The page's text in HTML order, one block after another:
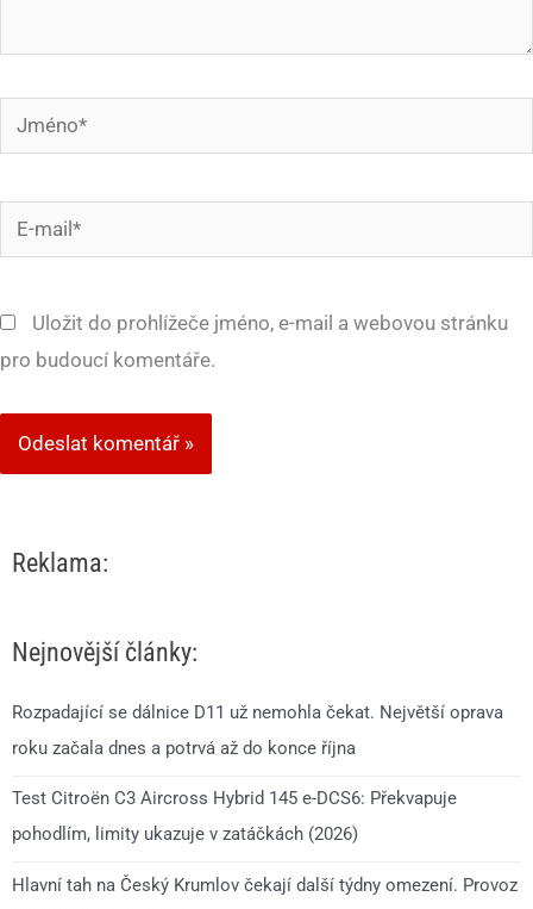
Jméno*
mail*
Uložit do prohlížeče jméno, e-mail a webovou stránku
pro budoucí komentáře.
Reklama:
Nejnovější články:
Rozpadající se dálnice D11 už nemohla čekat. Největší oprava
roku začala dnes a potrvá až do konce října
Test Citroën C3 Aircross Hybrid 145 e-DCS6: Překvapuje
pohodlím, limity ukazuje v zatáčkách (2026)
Hlavní tah na Český Krumlov čekají další týdny omezení. Provoz